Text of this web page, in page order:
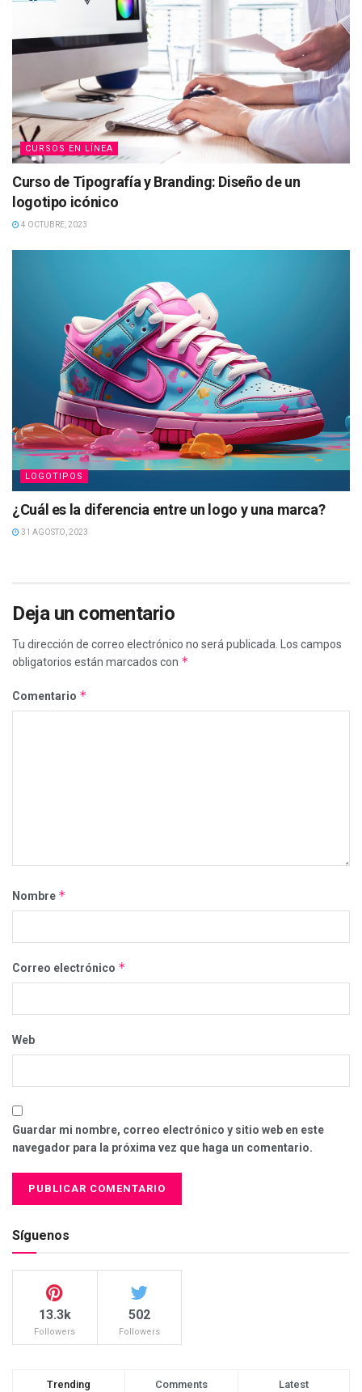
CURSOS EN LÍNEA
Curso de Tipografía y Branding: Diseño de un
logotipo icónico
4 OCTUBRE, 2023
LOGOTIPOS
¿Cuál es la diferencia entre un logo y una marca?
31 AGOSTO, 2023
Deja un comentario
Tu dirección de correo electrónico no será publicada. Los campos
obligatorios están marcados con *
Comentario *
Nombre *
Correo electrónico *
Web
Guardar mi nombre, correo electrónico y sitio web en este
navegador para la próxima vez que haga un comentario.
Síguenos
13.3k
Followers
502
Followers
Trending Comments Latest